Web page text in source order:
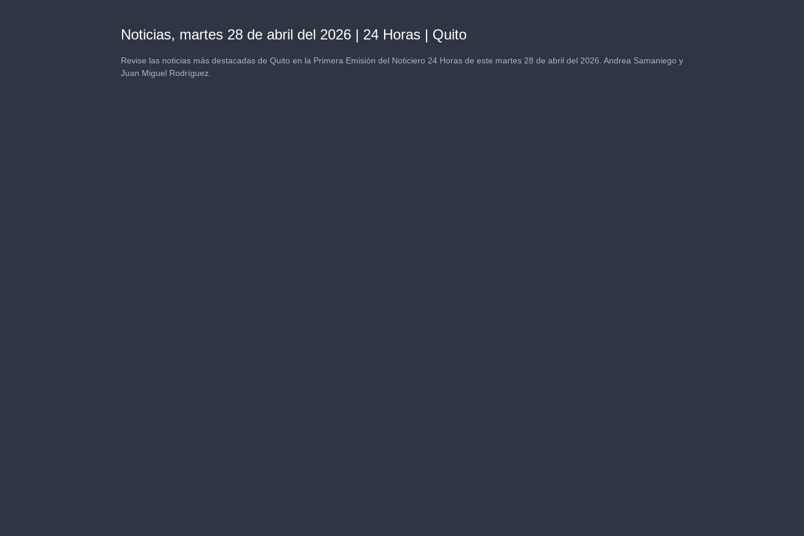
Noticias, martes 28 de abril del 2026 | 24 Horas | Quito
Revise las noticias más destacadas de Quito en la Primera Emisión del Noticiero 24 Horas de este martes 28 de abril del 2026. Andrea Samaniego y
Juan Miguel Rodríguez.